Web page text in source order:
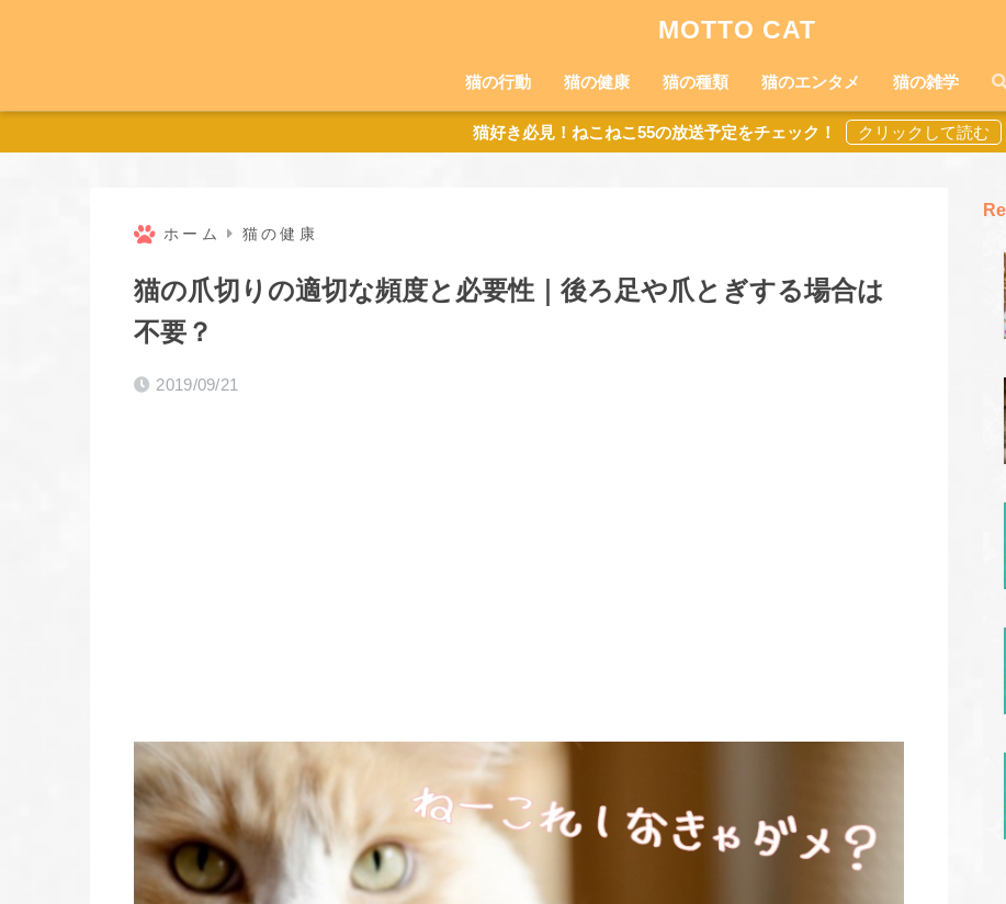
MOTTO CAT
猫の行動 猫の健康 猫の種類 猫のエンタメ 猫の雑学
猫好き必見！ねこねこ55の放送予定をチェック！
ホーム 猫の健康
猫の爪切りの適切な頻度と必要性｜後ろ足や爪とぎする場合は
不要？
2019/09/21